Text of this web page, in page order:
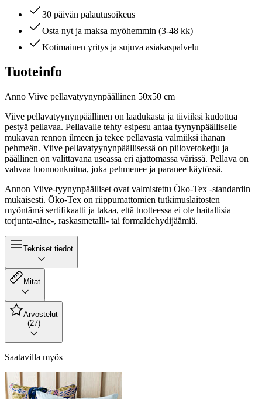
30 päivän palautusoikeus
Osta nyt ja maksa myöhemmin (3-48 kk)
Kotimainen yritys ja sujuva asiakaspalvelu
Tuoteinfo
Anno Viive pellavatyynynpäällinen 50x50 cm
Viive pellavatyynynpäällinen on laadukasta ja tiiviiksi kudottua
pestyä pellavaa. Pellavalle tehty esipesu antaa tyynynpäälliselle
mukavan rennon ilmeen ja tekee pellavasta valmiiksi ihanan
pehmeän. Viive pellavatyynynpäällisessä on piilovetoketju ja
päällinen on valittavana useassa eri ajattomassa värissä. Pellava on
vahvaa luonnonkuitua, joka pehmenee ja paranee käytössä.
Annon Viive-tyynynpäälliset ovat valmistettu Öko-Tex -standardin
mukaisesti. Öko-Tex on riippumattomien tutkimuslaitosten
myöntämä sertifikaatti ja takaa, että tuotteessa ei ole haitallisia
torjunta-aine-, raskasmetalli- tai formaldehydijäämiä.
Tekniset tiedot
Mitat
Arvostelut
(27)
Saatavilla myös